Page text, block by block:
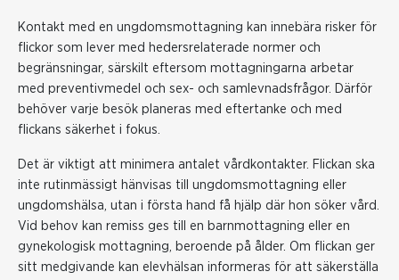
Kontakt med en ungdomsmottagning kan innebära risker för
flickor som lever med hedersrelaterade normer och
begränsningar, särskilt eftersom mottagningarna arbetar
med preventivmedel och sex- och samlevnadsfrågor. Därför
behöver varje besök planeras med eftertanke och med
flickans säkerhet i fokus.
Det är viktigt att minimera antalet vårdkontakter. Flickan ska
inte rutinmässigt hänvisas till ungdomsmottagning eller
ungdomshälsa, utan i första hand få hjälp där hon söker vård.
Vid behov kan remiss ges till en barnmottagning eller en
gynekologisk mottagning, beroende på ålder. Om flickan ger
sitt medgivande kan elevhälsan informeras för att säkerställa